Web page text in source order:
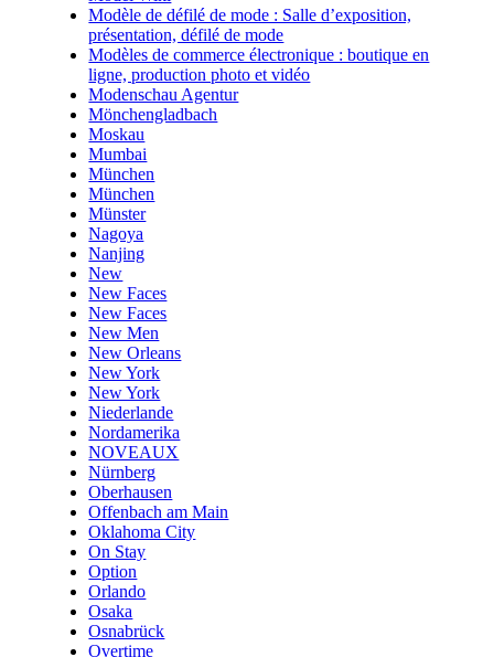
Modèle de défilé de mode : Salle d’exposition,
présentation, défilé de mode
Modèles de commerce électronique : boutique en
ligne, production photo et vidéo
Modenschau Agentur
Mönchengladbach
Moskau
Mumbai
München
München
Münster
Nagoya
Nanjing
New
New Faces
New Faces
New Men
New Orleans
New York
New York
Niederlande
Nordamerika
NOVEAUX
Nürnberg
Oberhausen
Offenbach am Main
Oklahoma City
On Stay
Option
Orlando
Osaka
Osnabrück
Overtime